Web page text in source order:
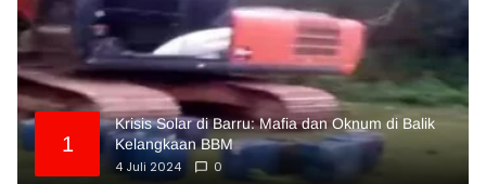
1
Krisis Solar di Barru: Mafia dan Oknum di Balik
Kelangkaan BBM
4 Juli 2024
0